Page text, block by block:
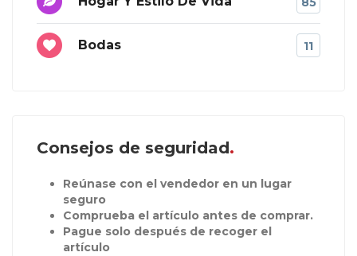
Bodas 11
Consejos de seguridad
Reúnase con el vendedor en un lugar
seguro
Comprueba el artículo antes de comprar.
Pague solo después de recoger el
artículo